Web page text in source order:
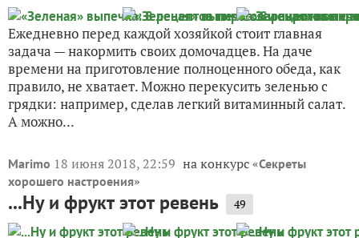
Ежедневно перед каждой хозяйкой стоит главная
задача — накормить своих домочадцев. На даче
времени на приготовление полноценного обеда, как
правило, не хватает. Можно перекусить зеленью с
грядки: например, сделав легкий витаминный салат.
А можно...
Marimo 18 июня 2018, 22:59 на конкурс «Секреты
хорошего настроения»
...Ну и фрукт этот ревень 49